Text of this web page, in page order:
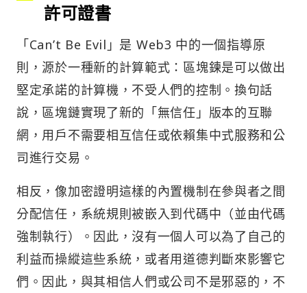
許可證書
「Can’t Be Evil」是 Web3 中的一個指導原
則，源於一種新的計算範式：區塊鍊是可以做出
堅定承諾的計算機，不受人們的控制。換句話
說，區塊鏈實現了新的「無信任」版本的互聯
網，用戶不需要相互信任或依賴集中式服務和公
司進行交易。
相反，像加密證明這樣的內置機制在參與者之間
分配信任，系統規則被嵌入到代碼中（並由代碼
強制執行）。因此，沒有一個人可以為了自己的
利益而操縱這些系統，或者用道德判斷來影響它
們。因此，與其相信人們或公司不是邪惡的，不